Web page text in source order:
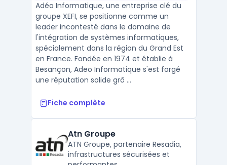
Adéo Informatique, une entreprise clé du
groupe XEFI, se positionne comme un
leader incontesté dans le domaine de
l'intégration de systèmes informatiques,
spécialement dans la région du Grand Est
en France. Fondée en 1974 et établie à
Besançon, Adeo Informatique s'est forgé
une réputation solide grâ ...
Fiche complète
Atn Groupe
ATN Groupe, partenaire Resadia,
infrastructures sécurisées et